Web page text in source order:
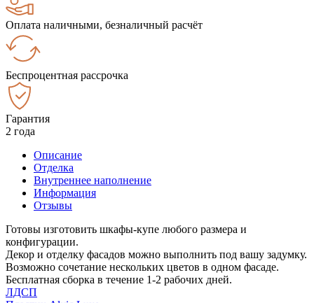
Оплата наличными, безналичный расчёт
Беспроцентная рассрочка
Гарантия
2 года
Описание
Отделка
Внутреннее наполнение
Информация
Отзывы
Готовы изготовить шкафы-купе любого размера и
конфигурации.
Декор и отделку фасадов можно выполнить под вашу задумку.
Возможно сочетание нескольких цветов в одном фасаде.
Бесплатная сборка в течение 1-2 рабочих дней.
ЛДСП